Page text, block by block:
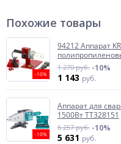
Похожие товары
-10%
94212 Аппарат
1 270 руб. -10%
1 143 руб.
-10%
Аппарат для
1500Вт TT328151
6 257 руб. -10%
5 631 руб.